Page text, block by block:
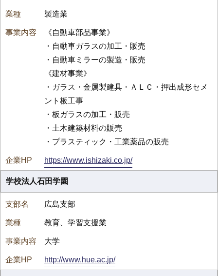
製造業
《自動車部品事業》
・自動車ガラスの加工・販売
・自動車ミラーの製造・販売
《建材事業》
・ガラス・金属製建具・ＡＬＣ・押出成形セメ
ント板工事
・板ガラスの加工・販売
・土木建築材料の販売
・プラスティック・工業薬品の販売
https://www.ishizaki.co.jp/
学校法人石田学園
広島支部
教育、学習支援業
大学
http://www.hue.ac.jp/